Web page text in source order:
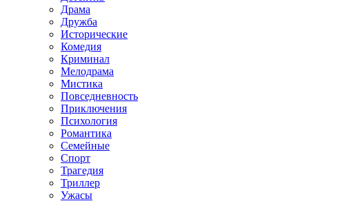
Драма
Дружба
Исторические
Комедия
Криминал
Мелодрама
Мистика
Повседневность
Приключения
Психология
Романтика
Семейные
Спорт
Трагедия
Триллер
Ужасы